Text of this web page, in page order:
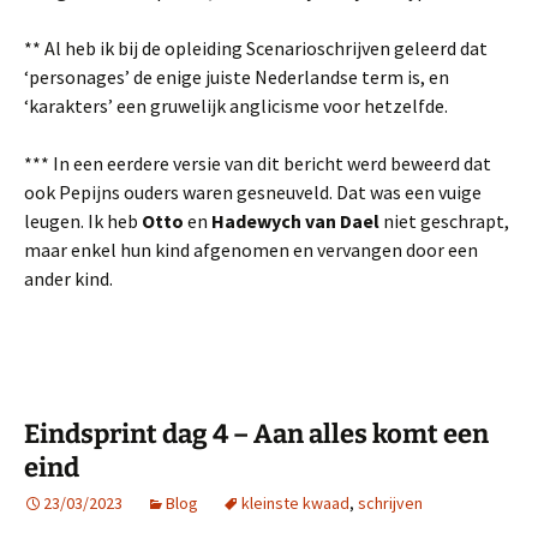
** Al heb ik bij de opleiding Scenarioschrijven geleerd dat
‘personages’ de enige juiste Nederlandse term is, en
‘karakters’ een gruwelijk anglicisme voor hetzelfde.
*** In een eerdere versie van dit bericht werd beweerd dat
ook Pepijns ouders waren gesneuveld. Dat was een vuige
leugen. Ik heb Otto en Hadewych van Dael niet geschrapt,
maar enkel hun kind afgenomen en vervangen door een
ander kind.
Eindsprint dag 4 – Aan alles komt een
eind
23/03/2023 Blog kleinste kwaad, schrijven